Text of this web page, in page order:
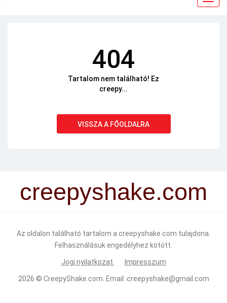
404
Tartalom nem található! Ez
creepy...
VISSZA A FŐOLDALRA
creepyshake.com
Az oldalon található tartalom a creepyshake.com tulajdona.
Felhasználásuk engedélyhez kötött.
Jogi nyilatkozat Impresszum
2026 © CreepyShake.com . Email: creepyshake@gmail.com